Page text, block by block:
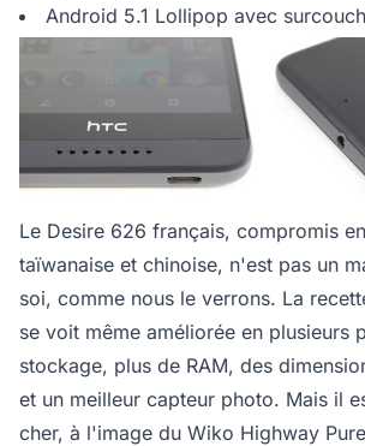
Android 5.1 Lollipop avec
Le Desire 626 français, compromis
taïwanaise et chinoise, n'est pas un
soi, comme nous le verrons. La
se voit même améliorée en plusieurs
stockage, plus de RAM, des
et un meilleur capteur photo. Mais il
cher, à l'image du Wiko Highway